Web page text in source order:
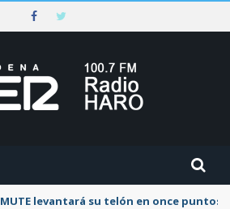
MUTE levantará su telón en once puntos